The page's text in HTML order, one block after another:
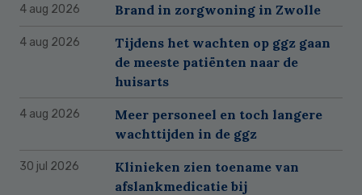
4 aug 2026 Brand in zorgwoning in Zwolle
4 aug 2026
Tijdens het wachten op ggz gaan
de meeste patiënten naar de
huisarts
4 aug 2026
Meer personeel en toch langere
wachttijden in de ggz
30 jul 2026
Klinieken zien toename van
afslankmedicatie bij